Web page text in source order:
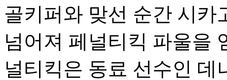
골키퍼와 맞선 순간 시카
넘어져 페널티킥 파울을
널티킥은 동료 선수인 데